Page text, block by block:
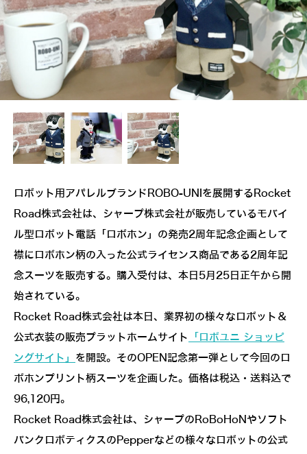
ロボット用アパレルブランドROBO-UNIを展開するRocket
Road株式会社は、シャープ株式会社が販売しているモバイ
ル型ロボット電話「ロボホン」の発売2周年記念企画として
襟にロボホン柄の入った公式ライセンス商品である2周年記
念スーツを販売する。購入受付は、本日5月25日正午から開
始されている。
Rocket Road株式会社は本日、業界初の様々なロボット＆
公式衣装の販売プラットホームサイト
「ロボユニ ショッピ
ングサイト」 を開設。そのOPEN記念第一弾として今回のロ
ボホンプリント柄スーツを企画した。価格は税込・送料込で
96,120円。
Rocket Road株式会社は、シャープのRoBoHoNやソフト
バンクロボティクスのPepperなどの様々なロボットの公式